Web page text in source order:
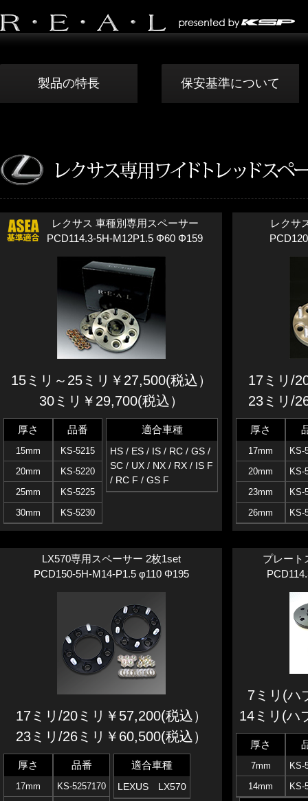
製品の特長 保安基準について
レクサス 車種別専用スペーサー
PCD114.3-5H-M12P1.5 Φ60 Φ159
15ミリ～25ミリ￥27,500(税込）
30ミリ￥29,700(税込）
厚さ
15mm
20mm
25mm
30mm
品番
KS-5215
KS-5220
KS-5225
KS-5230
適合車種
HS / ES / IS / RC / GS /
SC / UX / NX / RX / IS F
/ RC F / GS F
レクサ
17ミリ/
23ミリ/
厚さ
17mm
20mm
23mm
26mm
KS-
KS-
KS-
KS-
LX570専用スペーサー 2枚1set
PCD150-5H-M14-P1.5 φ110 Φ195
17ミリ/20ミリ￥57,200(税込）
23ミリ/26ミリ￥60,500(税込）
厚さ
17mm
品番
KS-5257170
適合車種
LEXUS LX570
プレート
7ミリ(ハ
14ミリ(ハ
厚さ
7mm
14mm
KS-
KS-